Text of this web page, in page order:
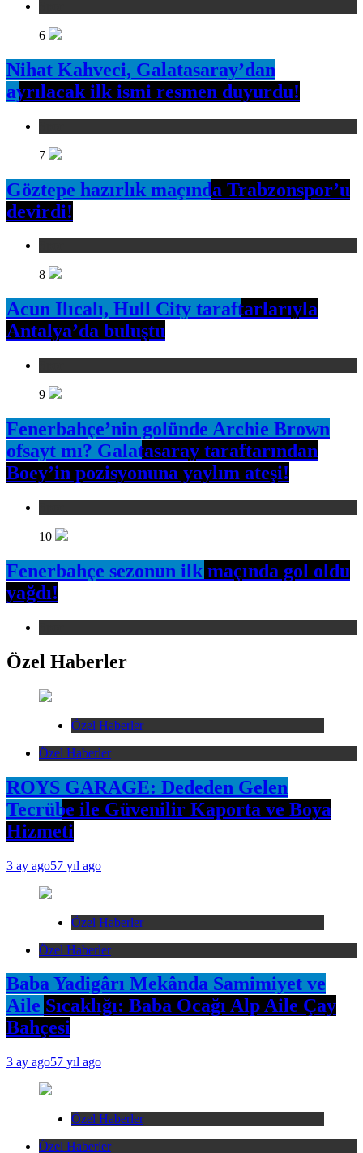
6
Nihat Kahveci, Galatasaray’dan
ayrılacak ilk ismi resmen duyurdu!
7
Göztepe hazırlık maçında Trabzonspor’u
devirdi!
8
Acun Ilıcalı, Hull City taraftarlarıyla
Antalya’da buluştu
9
Fenerbahçe’nin golünde Archie Brown
ofsayt mı? Galatasaray taraftarından
Boey’in pozisyonuna yaylım ateşi!
10
Fenerbahçe sezonun ilk maçında gol oldu
yağdı!
Özel Haberler
Özel Haberler
Özel Haberler
ROYS GARAGE: Dededen Gelen
Tecrübe ile Güvenilir Kaporta ve Boya
Hizmeti
3 ay ago57 yıl ago
Özel Haberler
Özel Haberler
Baba Yadigârı Mekânda Samimiyet ve
Aile Sıcaklığı: Baba Ocağı Alp Aile Çay
Bahçesi
3 ay ago57 yıl ago
Özel Haberler
Özel Haberler